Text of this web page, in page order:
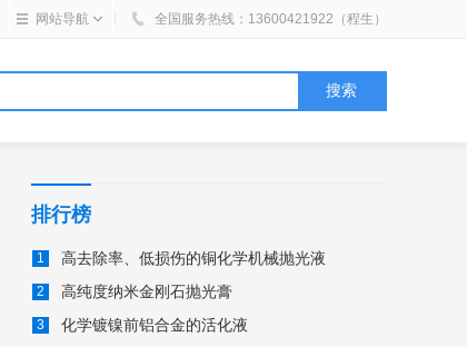
网站导航 全国 服务热线： 13600421922（程生）
排行榜
高去除率、低损伤的铜化学机械抛光液
高纯度纳米金刚石抛光膏
化学镀镍前铝合金的活化液